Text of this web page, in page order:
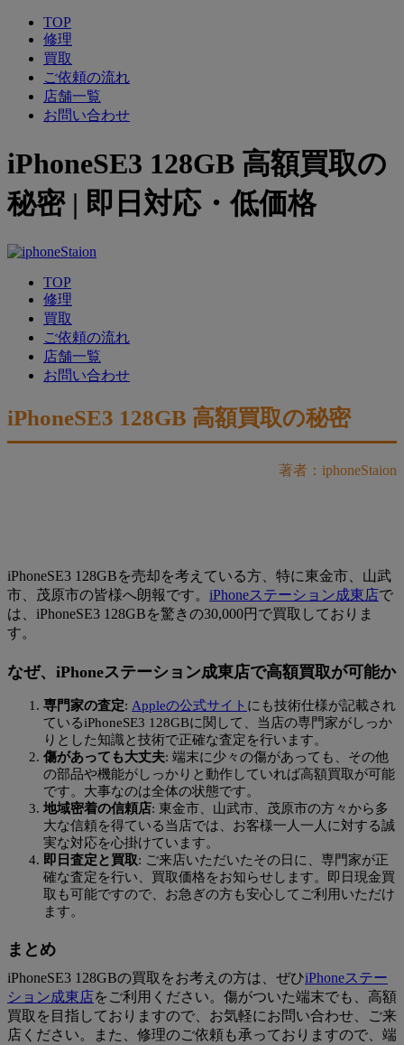
TOP
修理
買取
ご依頼の流れ
店舗一覧
お問い合わせ
iPhoneSE3 128GB 高額買取の
秘密 | 即日対応・低価格
TOP
修理
買取
ご依頼の流れ
店舗一覧
お問い合わせ
iPhoneSE3 128GB 高額買取の秘密
著者：iphoneStaion
iPhoneSE3 128GBを売却を考えている方、特に東金市、山武
市、茂原市の皆様へ朗報です。 iPhoneステーション成東店で
は、iPhoneSE3 128GBを驚きの30,000円で買取しておりま
す。
なぜ、iPhoneステーション成東店で高額買取が可能か
専門家の査定: Appleの公式サイト にも技術仕様が記載され
ているiPhoneSE3 128GBに関して、当店の専門家がしっか
りとした知識と技術で正確な査定を行います。
傷があっても大丈夫: 端末に少々の傷があっても、その他
の部品や機能がしっかりと動作していれば高額買取が可能
です。大事なのは全体の状態です。
地域密着の信頼店: 東金市、山武市、茂原市の方々から多
大な信頼を得ている当店では、お客様一人一人に対する誠
実な対応を心掛けています。
即日査定と買取: ご来店いただいたその日に、専門家が正
確な査定を行い、買取価格をお知らせします。即日現金買
取も可能ですので、お急ぎの方も安心してご利用いただけ
ます。
まとめ
iPhoneSE3 128GBの買取をお考えの方は、ぜひiPhoneステー
ション成東店をご利用ください。傷がついた端末でも、高額
買取を目指しておりますので、お気軽にお問い合わせ、ご来
店ください。また、修理のご依頼も承っておりますので、端